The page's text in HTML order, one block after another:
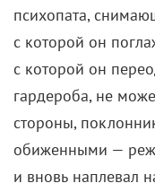
психопата,
с которой он
с которой он
гардероба, не
стороны,
обиженными —
и вновь наплевал